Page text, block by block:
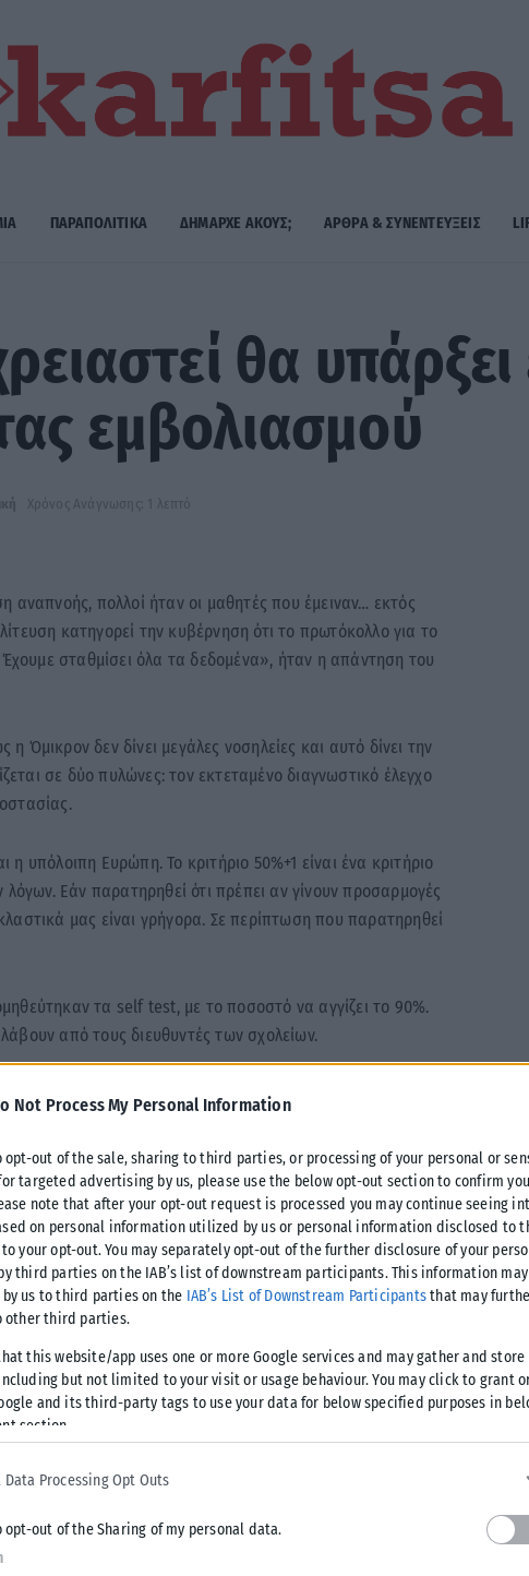
Not Process My Personal Information
opt-out of the sale, sharing to third parties, or processing of your personal or
targeted advertising by us, please use the below opt-out section to confirm
note that after your opt-out request is processed you may continue seeing
on personal information utilized by us or personal information disclosed to
your opt-out. You may separately opt-out of the further disclosure of your
third parties on the IAB’s list of downstream participants. This information
by us to third parties on the IAB’s List of Downstream Participantsthat may
other third parties.
this website/app uses one or more Google services and may gather and store
but not limited to your visit or usage behaviour. You may click to grant
and its third-party tags to use your data for below specified purposes in
section.
Data Processing Opt Outs
opt-out of the Sharing of my personal data.
ΠΑΡΑΠΟΛΙΤΙΚΑ ΔΗΜΑΡΧE ΑΚΟΥΣ; ΑΡΘΡΑ & ΣΥΝΕΝΤΕΥΞΕΙΣ
θα
εμβολιασμού
Χρόνος Ανάγνωσης: 1 λεπτό
πολλοί ήταν οι μαθητές που έμειναν… εκτός
κατηγορεί την κυβέρνηση ότι το πρωτόκολλο για το
σταθμίσει όλα τα δεδομένα», ήταν η απάντηση του
δεν δίνει μεγάλες νοσηλείες και αυτό δίνει την
σε δύο πυλώνες: τον εκτεταμένο διαγνωστικό έλεγχο
Ευρώπη. Το κριτήριο 50%+1 είναι ένα κριτήριο
Εάν παρατηρηθεί ότι πρέπει αν γίνουν προσαρμογές
μας είναι γρήγορα. Σε περίπτωση που παρατηρηθεί
τα self test, με το ποσοστό να αγγίζει το 90%.
από τους διευθυντές των σχολείων.
από την πλευρά της κυβέρνησης.
όσο αφορά τα test. Κάθε φορά που άνοιγαν τα σχολεία
πριν ανοίξουν. Για πρώτη φορά συνέβη ποσοστό του 15% να
αύριο» είπε ο Θεόδωρος Τσούχλος, πρόεδρος της
εκπρόσωπος. «Όταν 1.342.000 δικαιούχοι έχουν
Καταβάλλονται όλες οι προσπάθειες
των PCR test, οι οποίες είναι ιδιαίτερα υψηλές, ενώ την
Έχουμε τους πιο πολλούς ελέγχους και έχουμε τα